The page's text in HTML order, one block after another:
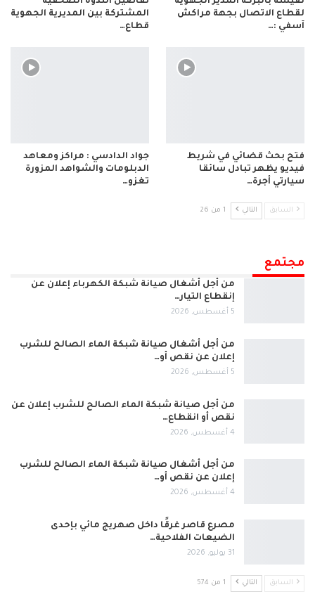
لقطاع الاتصال بجهة مراكش
آسفي :…
المشتركة بين المديرية الجهوية
قطاع…
فتح بحث قضائي في شريط
فيديو يظهر تبادل سائقا
سيارتي أجرة…
جواد الدادسي : مراكز ومعاهد
الدبلومات والشواهد المزورة
تغزو…
السابق التالي 1 من 26
مجتمع
من أجل أشغال صيانة شبكة الكهرباء إعلان عن
إنقطاع التيار…
5 أغسطس, 2026
من أجل أشغال صيانة شبكة الماء الصالح للشرب
إعلان عن نقص أو…
5 أغسطس, 2026
من أجل صيانة شبكة الماء الصالح للشرب إعلان عن
نقص أو انقطاع…
4 أغسطس, 2026
من أجل أشغال صيانة شبكة الماء الصالح للشرب
إعلان عن نقص أو…
4 أغسطس, 2026
مصرع قاصر غرقًا داخل صهريج مائي بإحدى
الضيعات الفلاحية…
31 يوليو, 2026
السابق التالي 1 من 574